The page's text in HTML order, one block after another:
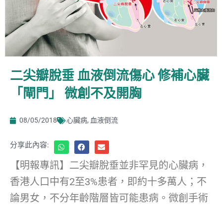
二尖瓣脫垂 血液倒流傷心 修補心臟
「閘門」 微創不及開胸
08/05/2018 心臟病, 血液倒流
分享此內容:
【明報專訊】二尖瓣脫垂並非罕見的心臟病，
香港人口中有2至3%患者，即約十多萬人；不
論男女，不分年齡階層皆可能患病。微創手術